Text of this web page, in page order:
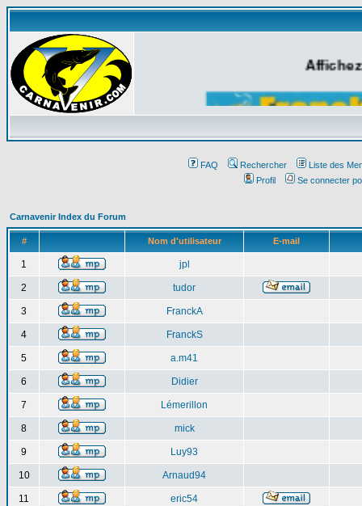
FAQ Rechercher
Liste des
Profil
Se connecter
Carnavenir Index du Forum
# Nom d'utilisateur E-mail
1 jpl
2 tudor
3 FranckA
4 FranckS
5 a.m41
6 Didier
7 Lémerillon
8 mick
9 Luy93
10 Arnaud94
11 eric54